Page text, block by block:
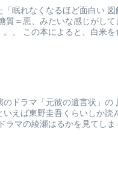
眠れなくなるほど面白い
美味しいんですよね。。。 この本に
の遺言状」の 原作小説を読みました(*´∀｀*) 最
東野圭吾くらいしか読んでなかっ
した。 先にドラマの綾瀬はるかを見てし